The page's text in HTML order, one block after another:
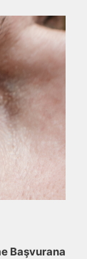
Başvurana